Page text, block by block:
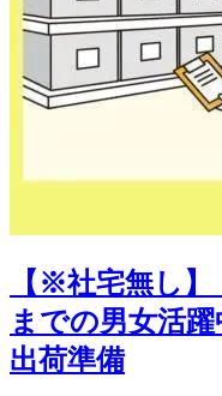
【※社宅無し】
までの男女活
出荷準備